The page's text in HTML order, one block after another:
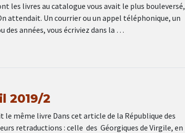
les livres au catalogue vous avait le plus bouleversé,
attendait. Un courrier ou un appel téléphonique, un
des années, vous écriviez dans la …
2019/2
même livre Dans cet article de la République des
retraductions : celle des Géorgiques de Virgile, en